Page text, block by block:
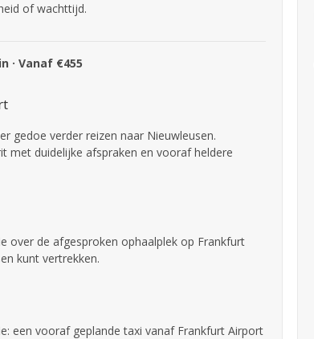
of wachttijd.
· Vanaf €455
gedoe verder reizen naar Nieuwleusen.
met duidelijke afspraken en vooraf heldere
over de afgesproken ophaalplek op Frankfurt
kunt vertrekken.
een vooraf geplande taxi vanaf Frankfurt Airport